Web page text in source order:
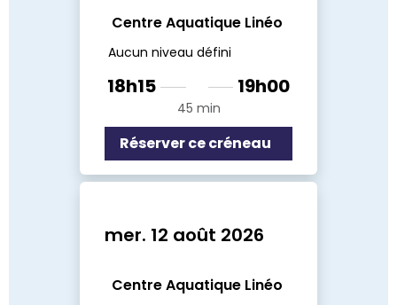
Centre Aquatique Linéo
Aucun niveau défini
18h15 19h00
45 min
Réserver ce créneau
mer. 12 août 2026
Centre Aquatique Linéo